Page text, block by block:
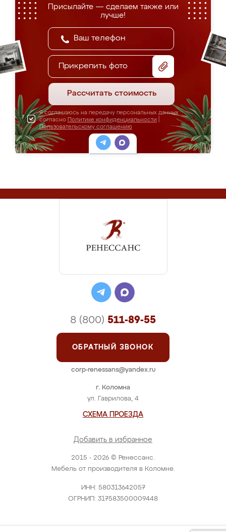
Присылайте — сделаем также или
лучше!
Прикрепить фото
Рассчитать стоимость
Я соглашаюсь на передачу персональных данных
согласно Политике конфиденциальности
Пользовательскому соглашению
2015 - 2026 © Ренессанс.
Мебель от производителя в Коломне.
ИНН: 580313642057
ОГРНИП: 317583500009448
г. Коломна
ул. Гаврилова, 4
СХЕМА ПРОЕЗДА
Добавить в избранное
8 (800) 511-89-55
ОБРАТНЫЙ ЗВОНОК
corp-renessans@yandex.ru